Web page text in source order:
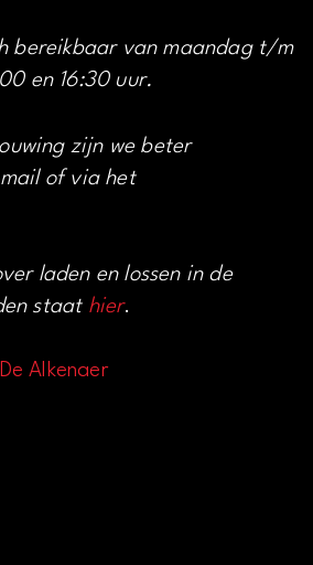
bereikbaar van maandag t/m
en 16:30 uur.
zijn we beter
of via het
laden en lossen in de
staat hier.
Alkenaer